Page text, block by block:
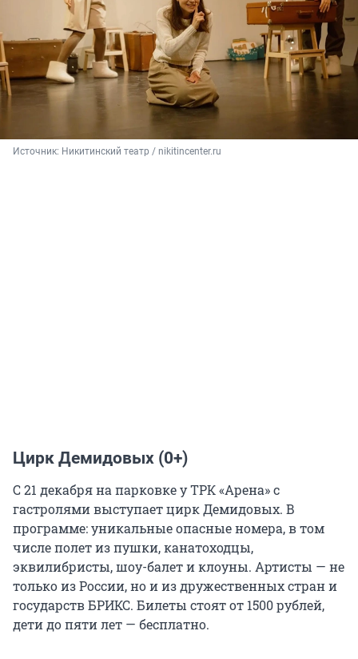
Источник: Никитинский театр / nikitincenter.ru
Цирк Демидовых (0+)
С 21 декабря на парковке у ТРК «Арена» с
гастролями выступает цирк Демидовых. В
программе: уникальные опасные номера, в том
числе полет из пушки, канатоходцы,
эквилибристы, шоу-балет и клоуны. Артисты — не
только из России, но и из дружественных стран и
государств БРИКС. Билеты стоят от 1500 рублей,
дети до пяти лет — бесплатно.